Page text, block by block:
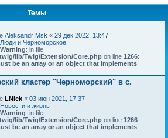
Темы
Aleksandr Msk « 29 дек 2022, 13:47
Люди и Черноморское
: in file
lib/Twig/Extension/Core.php on line 1266:
be an array or an object that implements
кластер "Черноморский" в с.
LNick « 03 июн 2021, 17:37
Новости и жизнь
: in file
lib/Twig/Extension/Core.php on line 1266:
be an array or an object that implements